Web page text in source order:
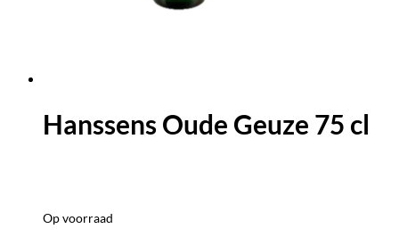
Hanssens Oude Geuze 75 cl
Op voorraad